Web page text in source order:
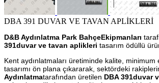
DBA 391 DUVAR VE TAVAN APLİKLERİ
D&B Aydınlatma Park BahçeEkipmanları
391duvar ve tavan aplikleri tasarım ödüllü
Kent aydınlatmaları üretiminde kalite,
tasarımı ön plana çıkararak, sektördeki
Aydınlatmatarafından üretilen DBA 391duvar